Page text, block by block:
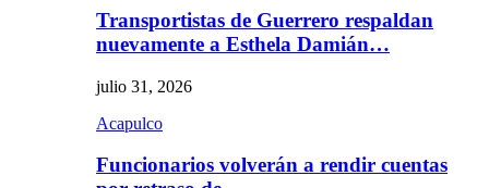
Transportistas de Guerrero respaldan
nuevamente a Esthela Damián…
julio 31, 2026
Acapulco
Funcionarios volverán a rendir cuentas